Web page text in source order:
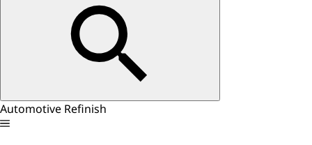
Automotive Refinish